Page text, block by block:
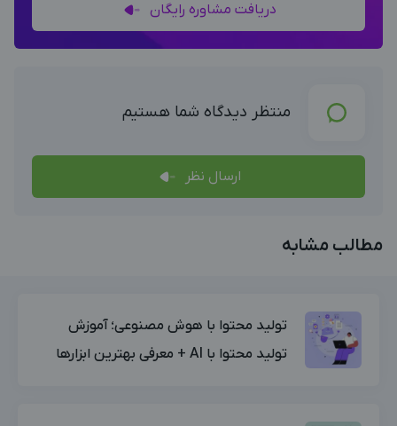
دریافت مشاوره رایگان
منتظر دیدگاه شما هستیم
ارسال نظر
مطالب مشابه
تولید محتوا با هوش مصنوعی؛ آموزش
تولید محتوا با AI + معرفی بهترین ابزارها